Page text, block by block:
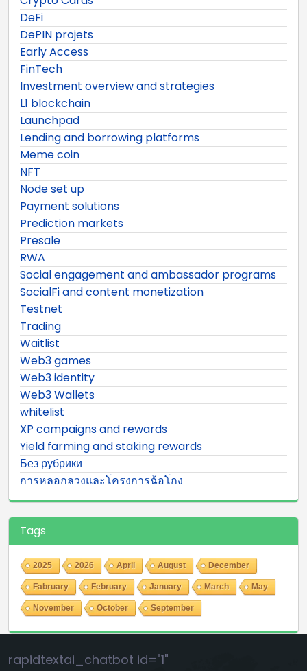
DeFi
DePIN projets
Early Access
FinTech
Investment overview and strategies
L1 blockchain
Launchpad
Lending and borrowing platforms
Meme coin
NFT
Node set up
Payment solutions
Prediction markets
Presale
RWA
Social engagement and ambassador programs
SocialFi and content monetization
Testnet
Trading
Waitlist
Web3 games
Web3 identity
Web3 Wallets
whitelist
XP campaigns and rewards
Yield farming and staking rewards
Без рубрики
การหลอกลวงและโครงการฉ้อโกง
Tags
2025 2026 April August December
Fabruary February January March May
November October September
rapidtextai_chatbot id="1"